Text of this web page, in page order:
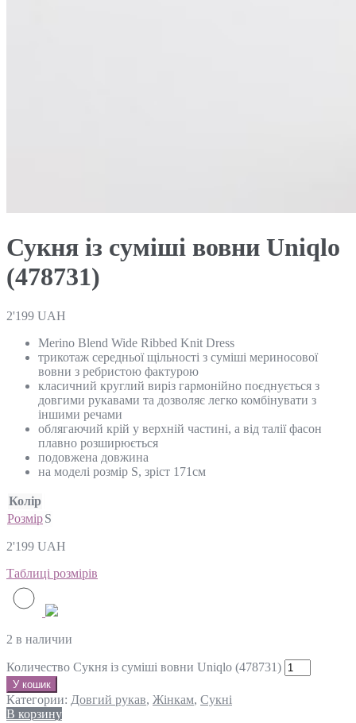
Сукня із суміші вовни Uniqlo
(478731)
2'199 UAH
Merino Blend Wide Ribbed Knit Dress
трикотаж середньої щільності з суміші мериносової
вовни з ребристою фактурою
класичний круглий виріз гармонійно поєднується з
довгими рукавами та дозволяє легко комбінувати з
іншими речами
облягаючий крій у верхній частині, а від талії фасон
плавно розширюється
подовжена довжина
на моделі розмір S, зріст 171см
Колір
РозмірS
2'199 UAH
Таблиці розмірів
2 в наличии
Количество Сукня із суміші вовни Uniqlo (478731)
У кошик
Категории: Довгий рукав, Жінкам, Сукні
В корзину